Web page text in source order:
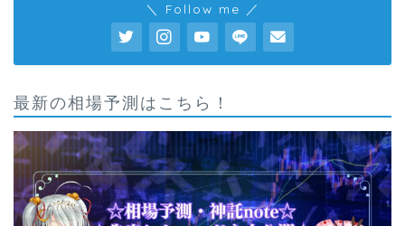
＼ Follow me ／
最新の相場予測はこちら！